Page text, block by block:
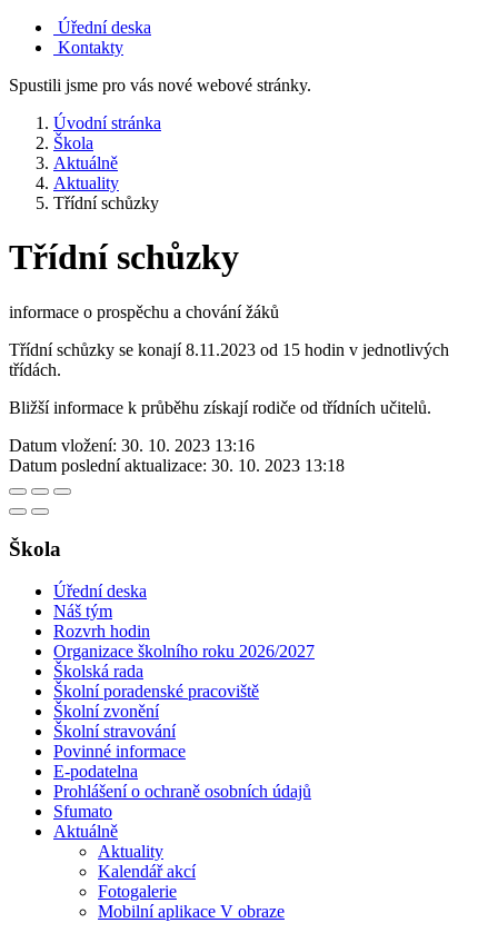
Úřední deska
Kontakty
Spustili jsme pro vás nové webové stránky.
Úvodní stránka
Škola
Aktuálně
Aktuality
Třídní schůzky
Třídní schůzky
informace o prospěchu a chování žáků
Třídní schůzky se konají 8.11.2023 od 15 hodin v jednotlivých
třídách.
Bližší informace k průběhu získají rodiče od třídních učitelů.
Datum vložení: 30. 10. 2023 13:16
Datum poslední aktualizace: 30. 10. 2023 13:18
Škola
Úřední deska
Náš tým
Rozvrh hodin
Organizace školního roku 2026/2027
Školská rada
Školní poradenské pracoviště
Školní zvonění
Školní stravování
Povinné informace
E-podatelna
Prohlášení o ochraně osobních údajů
Sfumato
Aktuálně
Aktuality
Kalendář akcí
Fotogalerie
Mobilní aplikace V obraze